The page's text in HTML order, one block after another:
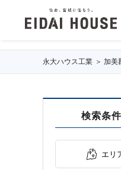
永大ハウス工業 加美
検索条
エリ